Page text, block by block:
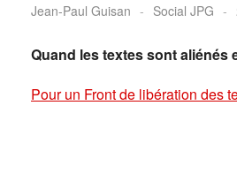
Jean-Paul Guisan - Social JPG -
Quand les textes sont aliénés
Pour un Front de libération des